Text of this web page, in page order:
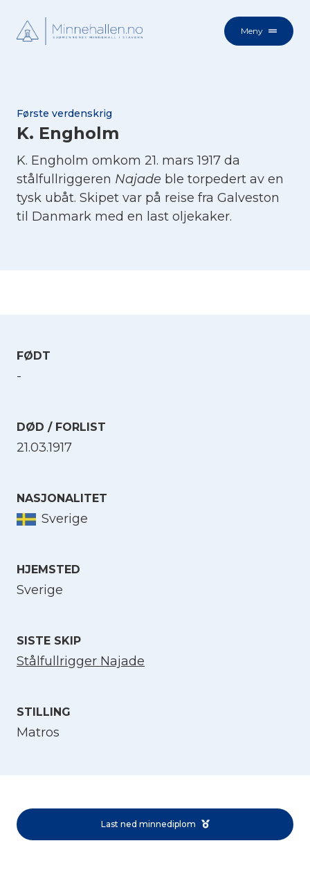
Meny
Første verdenskrig
K. Engholm
K. Engholm omkom 21. mars 1917 da
stålfullriggeren Najade ble torpedert av en
tysk ubåt. Skipet var på reise fra Galveston
til Danmark med en last oljekaker.
FØDT
-
DØD / FORLIST
21.03.1917
NASJONALITET
Sverige
HJEMSTED
Sverige
SISTE SKIP
Stålfullrigger Najade
STILLING
Matros
Last ned minnediplom
Norsk bokmål